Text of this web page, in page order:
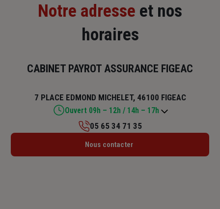
Notre adresse et nos
horaires
CABINET PAYROT ASSURANCE FIGEAC
7 PLACE EDMOND MICHELET, 46100 FIGEAC
Ouvert 09h – 12h / 14h – 17h
Lundi : Fermé
05 65 34 71 35
Nous contacter